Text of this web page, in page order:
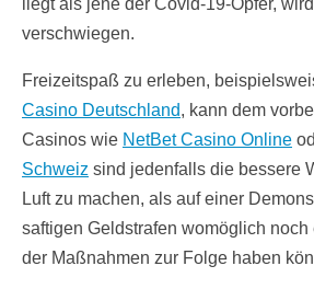
liegt als jene der Covid-19-Opfer,
verschwiegen.
Freizeitspaß zu erleben,
Casino Deutschland, kann dem
Casinos wie NetBet Casino Online
Schweiz sind jedenfalls die bessere
Luft zu machen, als auf einer
saftigen Geldstrafen womöglich
der Maßnahmen zur Folge haben